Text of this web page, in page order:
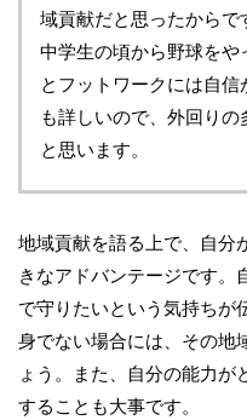
域貢献だと思ったからで
中学生の頃から野球を
とフットワークには自
も詳しいので、外回り
と思います。
地域貢献を語る上で、自分
きなアドバンテージです。
で守りたいという気持ちが
身でない場合には、その地
ょう。また、自分の能力が
することも大事です。